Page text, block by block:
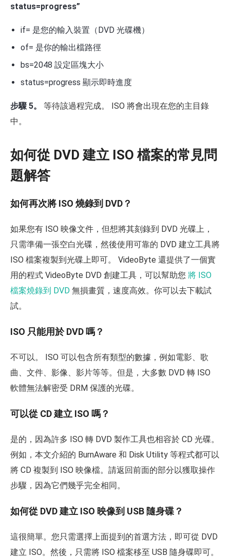
status=progress”
if= 是您的輸入裝置（DVD 光碟機）
of= 是你的輸出檔路徑
bs=2048 設定區塊大小
status=progress 顯示即時進度
步驟 5。
等待該過程完成。 ISO 將會出現在您的主目錄
中。
如何從 DVD 建立 ISO 檔案的常見問
題解答
如何再次將 ISO 燒錄到 DVD？
如果您有 ISO 映像文件，但想將其刻錄到 DVD 光碟上，
只需準備一張空白光碟，然後使用可靠的 DVD 建立工具將
ISO 檔案複製到光碟上即可。 VideoByte 還提供了一個實
用的程式 VideoByte DVD 創建工具，可以幫助您 將 ISO
檔案燒錄到 DVD 無損畫質，速度高效。你可以去下載試
試。
ISO 只能用於 DVD 嗎？
不可以。 ISO 可以包含所有類型的數據，例如電影、歌
曲、文件、影像、影片等等。但是，大多數 DVD 轉 ISO
軟體無法解密受 DRM 保護的光碟。
可以從 CD 建立 ISO 嗎？
是的，因為許多 ISO 轉 DVD 製作工具也相容於 CD 光碟。
例如，本文介紹的 BurnAware 和 Disk Utility 等程式都可以
將 CD 複製到 ISO 映像檔。請返回前面的部分以獲取操作
步驟，因為它們幾乎完全相同。
如何從 DVD 建立 ISO 映像到 USB 隨身碟？
這很簡單。您只需選擇上面提到的首選方法，即可從 DVD
建立 ISO。然後，只需將 ISO 檔案移至 USB 隨身碟即可。